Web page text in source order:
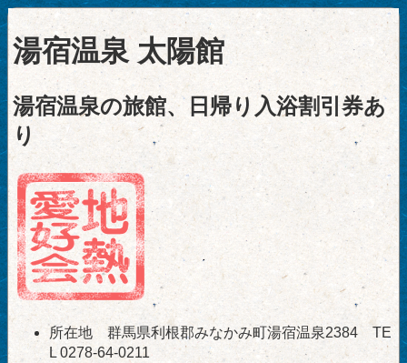
湯宿温泉 太陽館
湯宿温泉の旅館、日帰り入浴割引券あ
り
所在地 群馬県利根郡みなかみ町湯宿温泉2384 TE
L 0278-64-0211